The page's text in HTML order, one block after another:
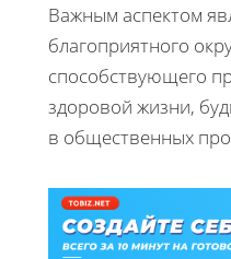
Важным аспектом
благоприятного
способствующего
здоровой жизни,
в общественных